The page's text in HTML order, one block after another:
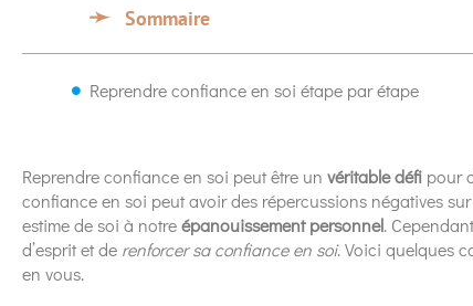
Sommaire
Reprendre confiance en soi étape par étape
Reprendre confiance en soi peut être un véritable défi pour
confiance en soi peut avoir des répercussions négatives
estime de soi à notreépanouissement personnel.
d’esprit et de renforcer sa confiance en soi. Voici quelques
en vous.